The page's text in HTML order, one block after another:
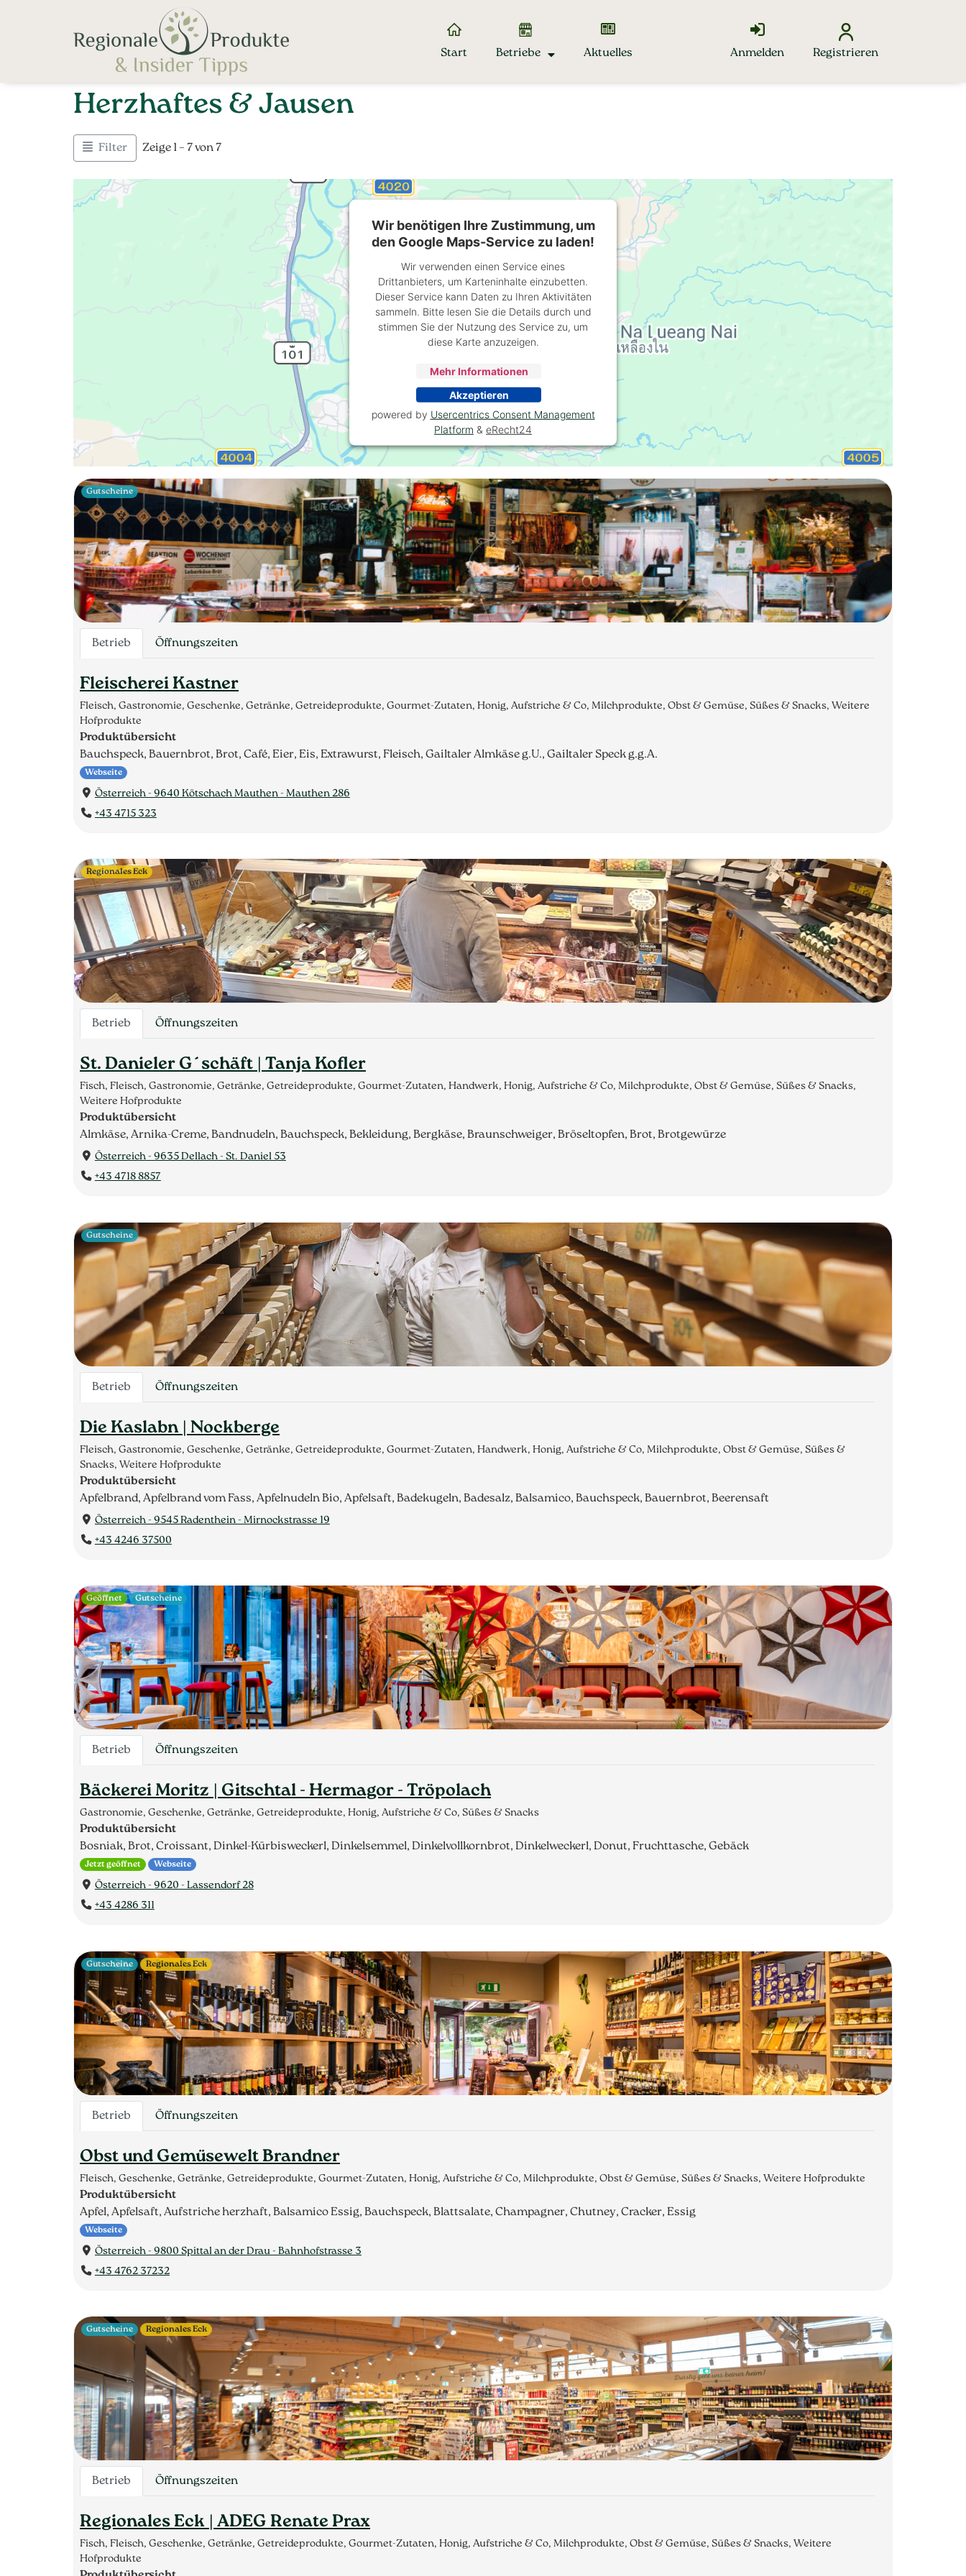
Start Betriebe Aktuelles Anmelden Registrieren
Herzhaftes & Jausen
Filter Zeige 1 – 7 von 7
Betrieb Öffnungszeiten
Fleischerei Kastner
Fleisch, Gastronomie, Geschenke, Getränke, Getreideprodukte, Gourmet-Zutaten, Honig, Aufstriche & Co, Milchprodukte, Obst & Gemüse, Süßes & Snacks, Weitere
Hofprodukte
Produktübersicht
Bauchspeck, Bauernbrot, Brot, Café, Eier, Eis, Extrawurst, Fleisch, Gailtaler Almkäse g.U., Gailtaler Speck g.g.A.
Webseite
Österreich - 9640 Kötschach Mauthen - Mauthen 286
+43 4715 323
Gutscheine
Betrieb Öffnungszeiten
St. Danieler G´schäft | Tanja Kofler
Fisch, Fleisch, Gastronomie, Getränke, Getreideprodukte, Gourmet-Zutaten, Handwerk, Honig, Aufstriche & Co, Milchprodukte, Obst & Gemüse, Süßes & Snacks,
Weitere Hofprodukte
Produktübersicht
Almkäse, Arnika-Creme, Bandnudeln, Bauchspeck, Bekleidung, Bergkäse, Braunschweiger, Bröseltopfen, Brot, Brotgewürze
Österreich - 9635 Dellach - St. Daniel 53
+43 4718 8857
Regionales Eck
Betrieb Öffnungszeiten
Die Kaslabn | Nockberge
Fleisch, Gastronomie, Geschenke, Getränke, Getreideprodukte, Gourmet-Zutaten, Handwerk, Honig, Aufstriche & Co, Milchprodukte, Obst & Gemüse, Süßes &
Snacks, Weitere Hofprodukte
Produktübersicht
Apfelbrand, Apfelbrand vom Fass, Apfelnudeln Bio, Apfelsaft, Badekugeln, Badesalz, Balsamico, Bauchspeck, Bauernbrot, Beerensaft
Österreich - 9545 Radenthein - Mirnockstrasse 19
+43 4246 37500
Gutscheine
Betrieb Öffnungszeiten
Bäckerei Moritz | Gitschtal - Hermagor - Tröpolach
Gastronomie, Geschenke, Getränke, Getreideprodukte, Honig, Aufstriche & Co, Süßes & Snacks
Produktübersicht
Bosniak, Brot, Croissant, Dinkel-Kürbisweckerl, Dinkelsemmel, Dinkelvollkornbrot, Dinkelweckerl, Donut, Fruchttasche, Gebäck
Jetzt geöffnet Webseite
Österreich - 9620 - Lassendorf 28
+43 4286 311
Geöffnet Gutscheine
Betrieb Öffnungszeiten
Obst und Gemüsewelt Brandner
Fleisch, Geschenke, Getränke, Getreideprodukte, Gourmet-Zutaten, Honig, Aufstriche & Co, Milchprodukte, Obst & Gemüse, Süßes & Snacks, Weitere Hofprodukte
Produktübersicht
Apfel, Apfelsaft, Aufstriche herzhaft, Balsamico Essig, Bauchspeck, Blattsalate, Champagner, Chutney, Cracker, Essig
Webseite
Österreich - 9800 Spittal an der Drau - Bahnhofstrasse 3
+43 4762 37232
Gutscheine Regionales Eck
Betrieb Öffnungszeiten
Regionales Eck | ADEG Renate Prax
Fisch, Fleisch, Geschenke, Getränke, Getreideprodukte, Gourmet-Zutaten, Honig, Aufstriche & Co, Milchprodukte, Obst & Gemüse, Süßes & Snacks, Weitere
Hofprodukte
Gutscheine Regionales Eck
Wir benötigen Ihre Zustimmung, um
den Google Maps-Service zu laden!
Wir verwenden einen Service eines
Drittanbieters, um Karteninhalte einzubetten.
Dieser Service kann Daten zu Ihren Aktivitäten
sammeln. Bitte lesen Sie die Details durch und
stimmen Sie der Nutzung des Service zu, um
diese Karte anzuzeigen.
Mehr Informationen
Akzeptieren
powered by Usercentrics Consent Management
Platform & eRecht24